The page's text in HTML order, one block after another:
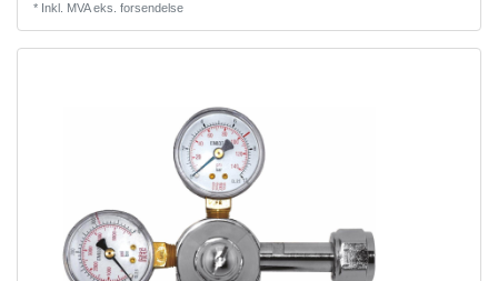
* Inkl. MVAeks. forsendelse